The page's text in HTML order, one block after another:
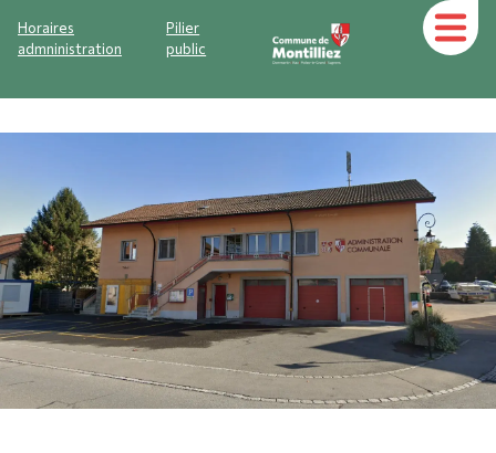
Horaires
admninistration
Pilier
public